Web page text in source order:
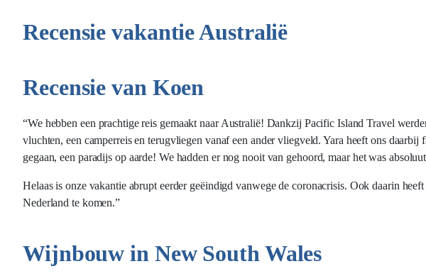
Recensie vakantie Australië
Recensie van Koen
“We hebben een prachtige reis gemaakt naar Australië! Dankzij Pacific Island Travel
vluchten, een camperreis en terugvliegen vanaf een ander vliegveld. Yara heeft ons
gegaan, een paradijs op aarde! We hadden er nog nooit van gehoord, maar het was
Helaas is onze vakantie abrupt eerder geëindigd vanwege de coronacrisis. Ook daarin
Nederland te komen.”
Wijnbouw in New South Wales